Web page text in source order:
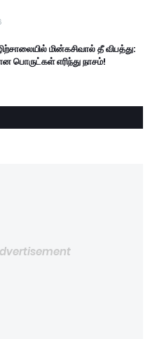
மின்கசிவால் தீ விபத்து:
பொருட்கள் எரிந்து நாசம்!